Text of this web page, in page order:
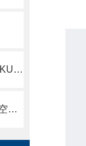
ALM-200KH日陶科学NITTOKAGAKU配备变速数字定时器小型电炉工作原理
osakavacuum大阪真空油封旋转真空泵P450原理